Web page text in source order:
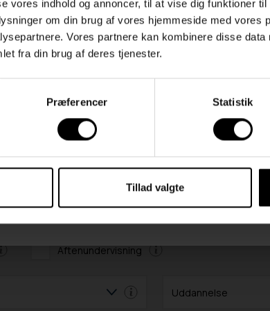
vores indhold og annoncer, til at vise dig funktioner
om din brug af vores hjemmeside med vores
Vores partnere kan kombinere disse
fra din brug af deres tjenester.
Præferencer Statistik
Tillad valgte
at du har afsluttet folkeskolens 9. eller 10. klasse.
have fulgt undervisning i faget på det nærmeste
som skolen skønner er tilstrækkelige.
Aftenundervisning
Uddannelse
med din telefon og uploade.
kun kan få SU, hvis dit SU-timetal er højt nok, med mindre
har en afsluttet gymnasial uddannelse. Se mere på su.dk
hvis du er under 18 år, skal du have en uddannelsesplan fra
for fag først reserveres. Pengene trækkes fra din
www.kbhsyd.dk
Du kan ikke tilmelde dig hold/fag, hvis du:
en videregående uddannelse (fx bachelorniveau på et